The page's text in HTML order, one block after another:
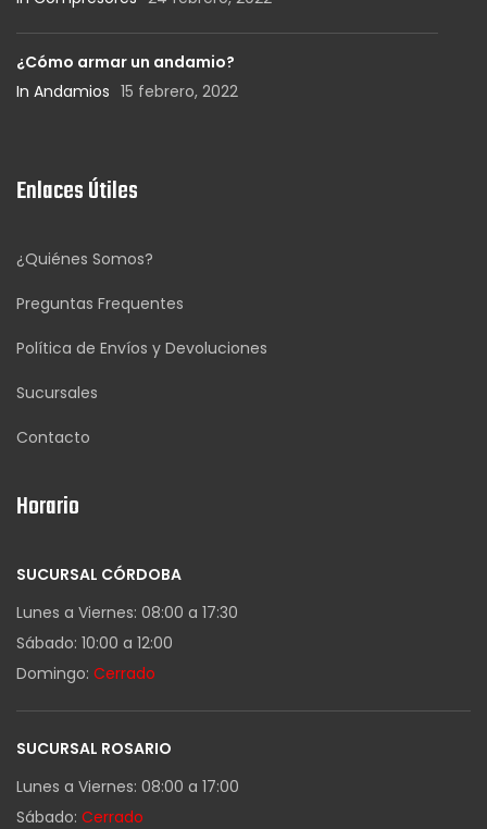
¿Cómo armar un andamio?
In Andamios 15 febrero, 2022
Enlaces Útiles
¿Quiénes Somos?
Preguntas Frequentes
Política de Envíos y Devoluciones
Sucursales
Contacto
Horario
SUCURSAL CÓRDOBA
Lunes a Viernes: 08:00 a 17:30
Sábado: 10:00 a 12:00
Domingo: Cerrado
SUCURSAL ROSARIO
Lunes a Viernes: 08:00 a 17:00
Sábado: Cerrado